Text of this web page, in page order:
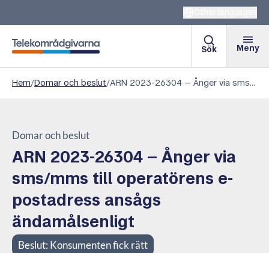
Telekområdgivarna
Sök Meny
Hem/Domar och beslut/ ARN 2023-26304 – Ånger via sms/mms till operatörens e-postadress ansågs ändamålsenligt
Domar och beslut
ARN 2023-26304 – Ånger via
sms/mms till operatörens e-
postadress ansågs
ändamålsenligt
Beslut: Konsumenten fick rätt